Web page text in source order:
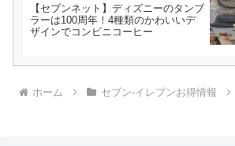
【セブンネット】ディズニーのタンブ
ラーは100周年！4種類のかわいいデ
ザインでコンビニコーヒー
ホーム セブン-イレブンお得情報